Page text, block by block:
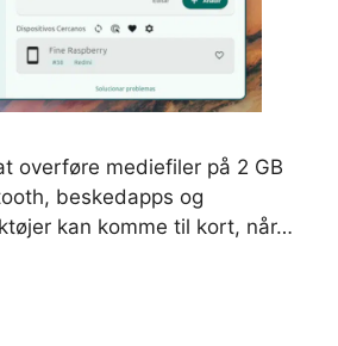
overføre mediefiler på 2 GB
beskedapps og
kan komme til kort, når…